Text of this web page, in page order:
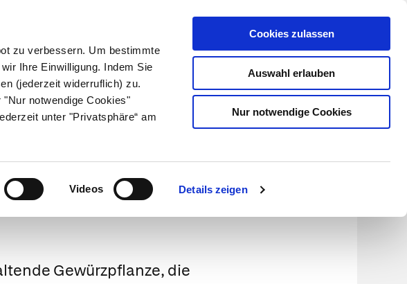
zu verbessern. Um bestimmte
Ihre Einwilligung. Indem Sie
(jederzeit widerruflich) zu.
notwendige Cookies"
unter "Privatsphäre“ am
Videos Details zeigen
Cookies zulassen
Auswahl erlauben
Nur notwendige Cookies
Kundenlogin
Suche
Kind Gesund leben Über uns
Gewürzpflanze, die